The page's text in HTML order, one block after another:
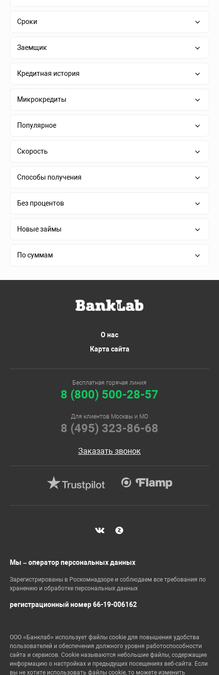
Сроки
Заемщик
Кредитная история
Микрокредиты
Популярное
Скорость
Способы получения
Без процентов
Новые займы
По суммам
О нас
Карта сайта
Бесплатная горячая линия
8 (800) 500-28-57
Для клиентов Москвы и МО
8 (495) 323-86-68
Заказать звонок
Мы – оператор персональных данных
Зарегистрированы в Роскомнадзоре и соблюдаем все требования по
хранению и обработке персональных данных
регистрационный номер 66-19-006162
ООО «Банклаб» использует файлы cookie для повышения удобства
пользователей и обеспечения должного уровня работоспособности
сайта и сервисов. Cookie называются небольшие файлы, содержащие
информацию о настройках и предыдущих посещениях веб-сайта. Если
вы не хотите использовать файлы cookie, то можете изменить